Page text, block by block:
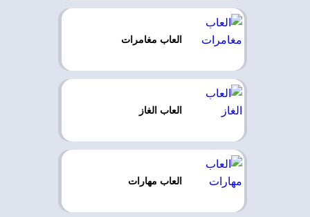
العاب مغامرات
العاب الغاز
العاب مهارات